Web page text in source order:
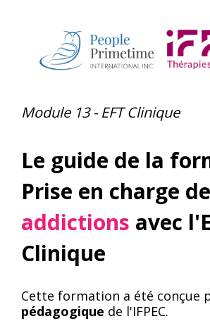
Module 13 - EFT Clinique
Le guide de la
Prise en charge
addictions avec
Clinique
Cette formation a été conçue
pédagogique de l'IFPEC.